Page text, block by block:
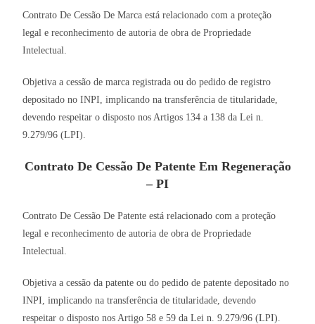
Contrato De Cessão De Marca está relacionado com a proteção
legal e reconhecimento de autoria de obra de Propriedade
Intelectual.
Objetiva a cessão de marca registrada ou do pedido de registro
depositado no INPI, implicando na transferência de titularidade,
devendo respeitar o disposto nos Artigos 134 a 138 da Lei n.
9.279/96 (LPI).
Contrato De Cessão De Patente Em Regeneração
– PI
Contrato De Cessão De Patente está relacionado com a proteção
legal e reconhecimento de autoria de obra de Propriedade
Intelectual.
Objetiva a cessão da patente ou do pedido de patente depositado no
INPI, implicando na transferência de titularidade, devendo
respeitar o disposto nos Artigo 58 e 59 da Lei n. 9.279/96 (LPI).